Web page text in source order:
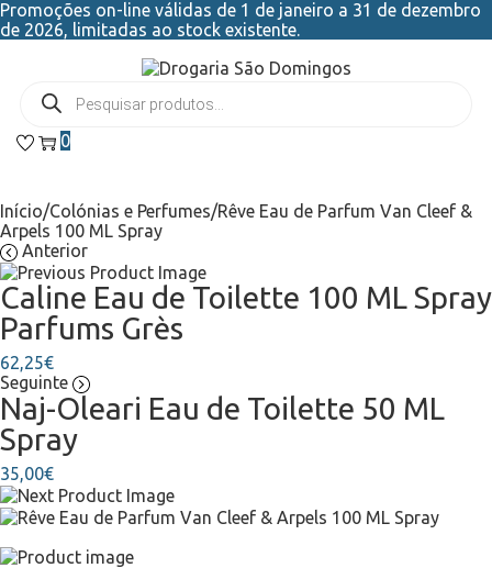
Promoções on-line válidas de 1 de janeiro a 31 de dezembro
de 2026, limitadas ao stock existente.
0
Início/Colónias e Perfumes/Rêve Eau de Parfum Van Cleef &
Arpels 100 ML Spray
Anterior
Caline Eau de Toilette 100 ML Spray
Parfums Grès
62,25€
Seguinte
Naj-Oleari Eau de Toilette 50 ML
Spray
35,00€